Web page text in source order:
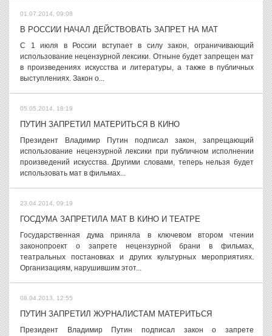
01.07.2014, 09:08
В РОССИИ НАЧАЛ ДЕЙСТВОВАТЬ ЗАПРЕТ НА МАТ
С 1 июля в России вступает в силу закон, ограничивающий
использование нецензурной лексики. Отныне будет запрещен мат
в произведениях искусства и литературы, а также в публичных
выступлениях. Закон о...
05.05.2014, 18:19
ПУТИН ЗАПРЕТИЛ МАТЕРИТЬСЯ В КИНО
Президент Владимир Путин подписал закон, запрещающий
использование нецензурной лексики при публичном исполнении
произведений искусства. Другими словами, теперь нельзя будет
использовать мат в фильмах...
23.04.2014, 09:19
ГОСДУМА ЗАПРЕТИЛА МАТ В КИНО И ТЕАТРЕ
Государственная дума приняла в ключевом втором чтении
законопроект о запрете нецензурной брани в фильмах,
театральных постановках и других культурных мероприятиях.
Организациям, нарушившим этот...
08.04.2013, 12:55
ПУТИН ЗАПРЕТИЛ ЖУРНАЛИСТАМ МАТЕРИТЬСЯ
Президент Владимир Путин подписал закон о запрете